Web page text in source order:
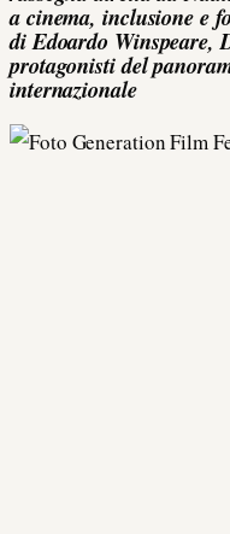
a cinema, inclusione e
di Edoardo Winspeare,
protagonisti del
internazionale